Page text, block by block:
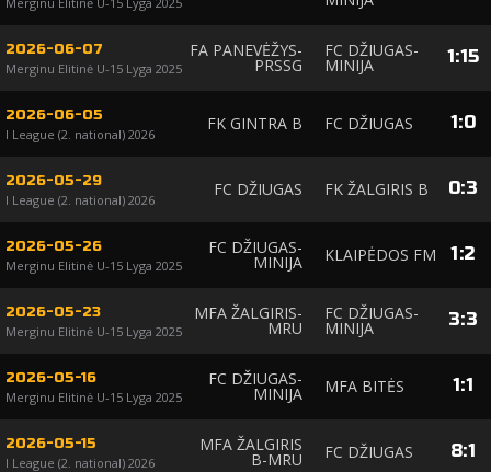
2026-06-07
Merginu Elitinė U-15 Lyga 2025
FA PANEVĖŽYS-
PRSSG
FC DŽIUGAS-
MINIJA 1:15
2026-06-05
I League (2. national) 2026
FK GINTRA B FC DŽIUGAS 1:0
2026-05-29
I League (2. national) 2026
FC DŽIUGAS FK ŽALGIRIS B 0:3
2026-05-26
Merginu Elitinė U-15 Lyga 2025
FC DŽIUGAS-
MINIJA KLAIPĖDOS FM 1:2
2026-05-23
Merginu Elitinė U-15 Lyga 2025
MFA ŽALGIRIS-
MRU
FC DŽIUGAS-
MINIJA 3:3
2026-05-16
Merginu Elitinė U-15 Lyga 2025
FC DŽIUGAS-
MINIJA MFA BITĖS 1:1
2026-05-15
I League (2. national) 2026
MFA ŽALGIRIS
B-MRU FC DŽIUGAS 8:1